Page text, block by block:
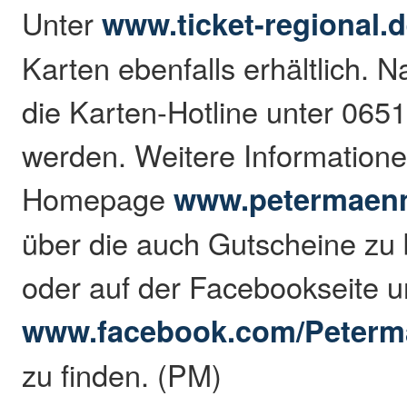
Unterwww.ticket-
Karten ebenfalls erhältlich.
die Karten-Hotline unter
werden. Weitere
Homepage
über die auch Gutscheine
oder auf der Facebookseite
www.facebook.com/
zu finden. (PM)